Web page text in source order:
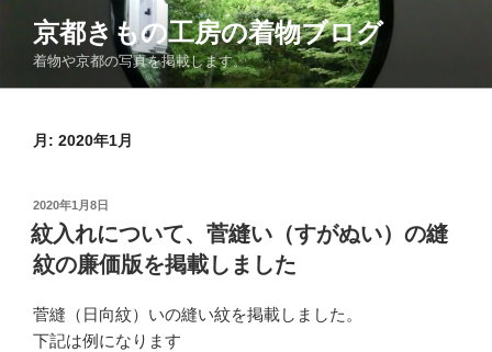
ン
京都きもの工房の着物ブログ
着物や京都の写真を掲載します。
月: 2020年1月
投
稿
日:
2020年1月8日
紋入れについて、菅縫い（すがぬい）の縫
紋の廉価版を掲載しました
菅縫（日向紋）いの縫い紋を掲載しました。
下記は例になります